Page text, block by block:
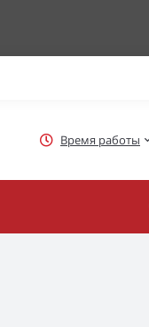
Время работы